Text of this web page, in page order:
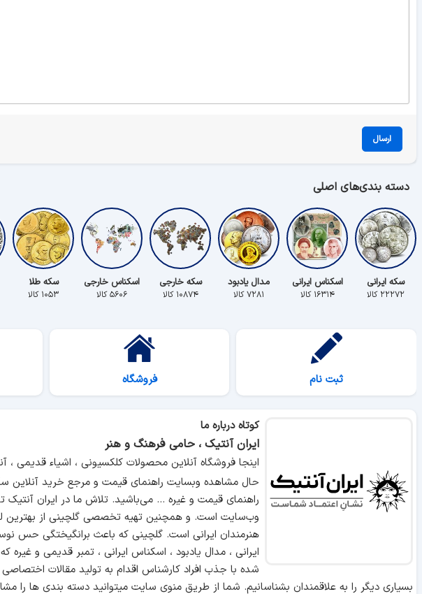
ارسال
دسته بندی‌های اصلی
سکه ایرانی
۲۲۲۷۲ کالا
اسکناس ایرانی
۱۶۳۱۴ کالا
مدال یادبود
۷۲۸۱ کالا
سکه خارجی
۱۰۸۷۴ کالا
اسکناس خارجی
۵۶۰۶ کالا
سکه طلا
۱۰۵۳ کالا
ثبت نام فروشگاه
کوتاه درباره ما
ایران آنتیک ، حامی فرهنگ و هنر
اینجا فروشگاه آنلاین محصولات کلکسیونی ، اشیاء
حال مشاهده وبسایت راهنمای قیمت و مرجع خرید آنلاین
راهنمای قیمت و غیره ... می‌باشید. تلاش ما در ایران آنتیک
وب‌سایت است. و همچنین تهیه تخصصی گلچینی از بهترین
هنرمندان ایرانی است. گلچینی که باعث برانگیختگی حس
ایرانی ، مدال یادبود ، اسکناس ایرانی ، تمبر قدیمی و
شده با جذب افراد کارشناس اقدام به تولید مقالات
بسیاری دیگر را به علاقمندان بشناسانیم. شما از طریق منوی سایت میتوانید دسته بندی ها را